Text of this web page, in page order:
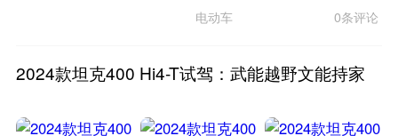
电动车 0条评论
2024款坦克400 Hi4-T试驾：武能越野文能持家